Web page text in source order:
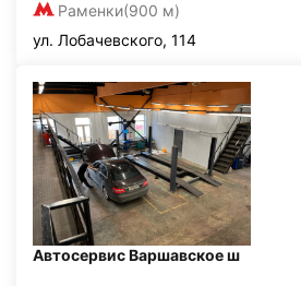
Раменки(900 м)
ул. Лобачевского, 114
Автосервис Варшавское ш